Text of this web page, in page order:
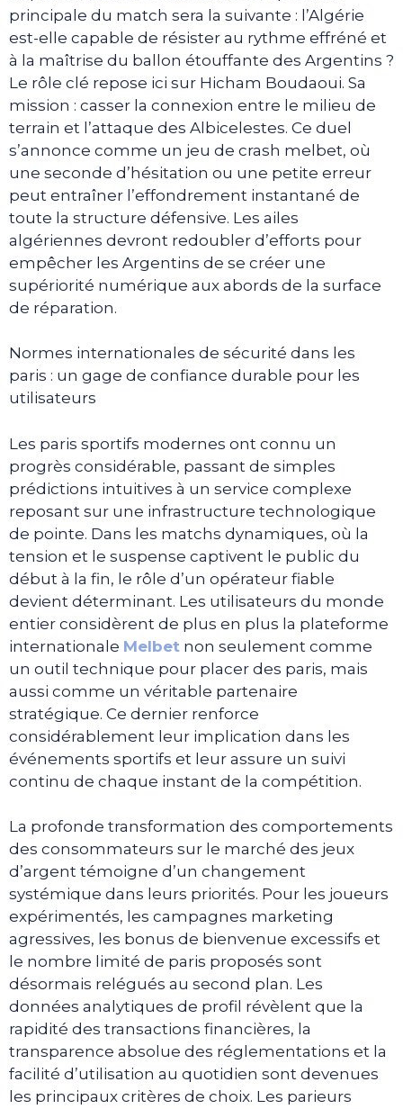
principale du match sera la suivante : l’Algérie
est-elle capable de résister au rythme effréné et
à la maîtrise du ballon étouffante des Argentins ?
Le rôle clé repose ici sur Hicham Boudaoui. Sa
mission : casser la connexion entre le milieu de
terrain et l’attaque des Albicelestes. Ce duel
s’annonce comme un jeu de crash melbet, où
une seconde d’hésitation ou une petite erreur
peut entraîner l’effondrement instantané de
toute la structure défensive. Les ailes
algériennes devront redoubler d’efforts pour
empêcher les Argentins de se créer une
supériorité numérique aux abords de la surface
de réparation.
Normes internationales de sécurité dans les
paris : un gage de confiance durable pour les
utilisateurs
Les paris sportifs modernes ont connu un
progrès considérable, passant de simples
prédictions intuitives à un service complexe
reposant sur une infrastructure technologique
de pointe. Dans les matchs dynamiques, où la
tension et le suspense captivent le public du
début à la fin, le rôle d’un opérateur fiable
devient déterminant. Les utilisateurs du monde
entier considèrent de plus en plus la plateforme
internationale Melbet non seulement comme
un outil technique pour placer des paris, mais
aussi comme un véritable partenaire
stratégique. Ce dernier renforce
considérablement leur implication dans les
événements sportifs et leur assure un suivi
continu de chaque instant de la compétition.
La profonde transformation des comportements
des consommateurs sur le marché des jeux
d’argent témoigne d’un changement
systémique dans leurs priorités. Pour les joueurs
expérimentés, les campagnes marketing
agressives, les bonus de bienvenue excessifs et
le nombre limité de paris proposés sont
désormais relégués au second plan. Les
données analytiques de profil révèlent que la
rapidité des transactions financières, la
transparence absolue des réglementations et la
facilité d’utilisation au quotidien sont devenues
les principaux critères de choix. Les parieurs